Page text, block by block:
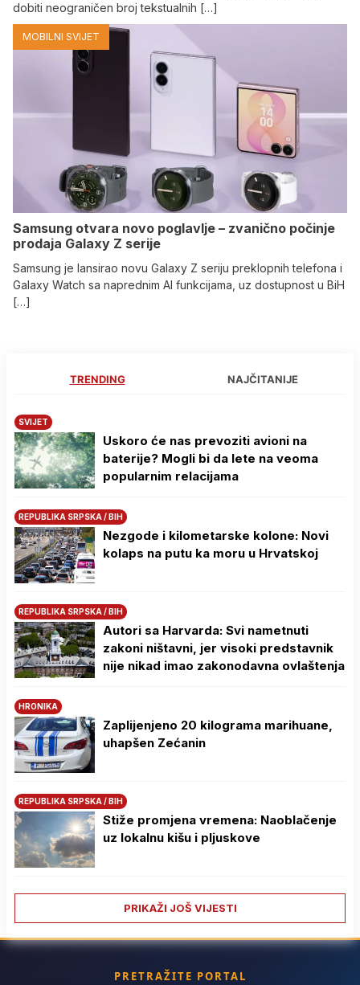
dobiti neograničen broj tekstualnih […]
MOBILNI SVIJET
Samsung otvara novo poglavlje – zvanično počinje
prodaja Galaxy Z serije
Samsung je lansirao novu Galaxy Z seriju preklopnih telefona i
Galaxy Watch sa naprednim AI funkcijama, uz dostupnost u BiH
[…]
TRENDING NAJČITANIJE
SVIJET
Uskoro će nas prevoziti avioni na
baterije? Mogli bi da lete na veoma
popularnim relacijama
REPUBLIKA SRPSKA / BIH
Nezgode i kilometarske kolone: Novi
kolaps na putu ka moru u Hrvatskoj
REPUBLIKA SRPSKA / BIH
Autori sa Harvarda: Svi nametnuti
zakoni ništavni, jer visoki predstavnik
nije nikad imao zakonodavna ovlaštenja
HRONIKA
Zaplijenjeno 20 kilograma marihuane,
uhapšen Zećanin
REPUBLIKA SRPSKA / BIH
Stiže promjena vremena: Naoblačenje
uz lokalnu kišu i pljuskove
PRIKAŽI JOŠ VIJESTI
PRETRAŽITE PORTAL